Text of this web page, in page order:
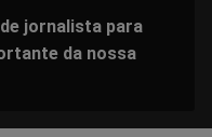
jornalista para
da nossa